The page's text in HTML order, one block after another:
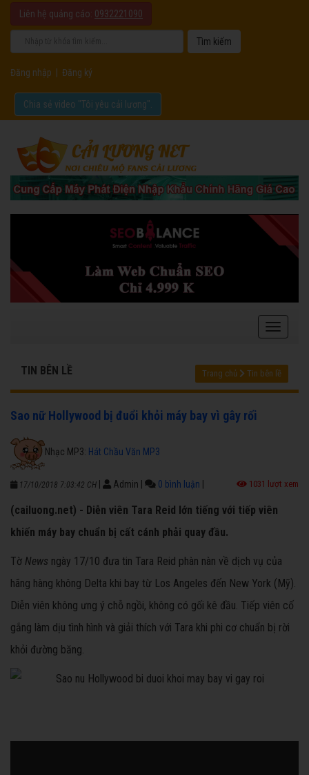
Liên hệ quảng cáo: 0932221090
Đăng nhập Đăng ký
Chia sẻ video "Tôi yêu cải lương".
TIN BÊN LỀ Trang chủ Tin bên lề
Sao nữ Hollywood bị đuổi khỏi máy bay vì gây rối
Nhạc MP3: Hát Chầu Văn MP3
17/10/2018 7:03:42 CH Admin 0 bình luận 1031 lượt xem
(cailuong.net) - Diễn viên Tara Reid lớn tiếng với tiếp viên
khiến máy bay chuẩn bị cất cánh phải quay đầu.
Tờ News ngày 17/10 đưa tin Tara Reid phàn nàn về dịch vụ của
hãng hàng không Delta khi bay từ Los Angeles đến New York (Mỹ).
Diễn viên không ưng ý chỗ ngồi, không có gối kê đầu. Tiếp viên cố
gắng làm dịu tình hình và giải thích với Tara khi phi cơ chuẩn bị rời
khỏi đường băng.